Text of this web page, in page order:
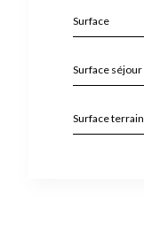
Surface
Surface séjour
Surface terrain